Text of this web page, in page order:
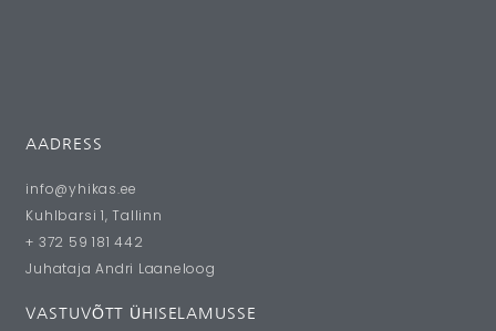
AADRESS
info@yhikas.ee
Kuhlbarsi 1, Tallinn
+ 372 59 181 442
Juhataja Andri Laaneloog
VASTUVÕTT ÜHISELAMUSSE